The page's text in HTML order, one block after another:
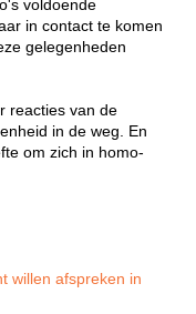
voldoende
in contact te komen
gelegenheden
reacties van de
in de weg. En
om zich in homo-
willen afspreken in